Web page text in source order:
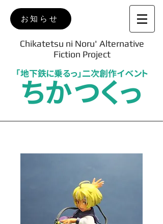
お知らせ
Chikatetsu ni Noru' Alternative
Fiction Project
ちかつくっ
「地下鉄に乗るっ」二次創作イベント